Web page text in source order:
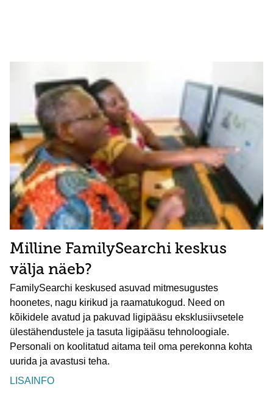
Milline FamilySearchi keskus
välja näeb?
FamilySearchi keskused asuvad mitmesugustes
hoonetes, nagu kirikud ja raamatukogud. Need on
kõikidele avatud ja pakuvad ligipääsu eksklusiivsetele
ülestähendustele ja tasuta ligipääsu tehnoloogiale.
Personali on koolitatud aitama teil oma perekonna kohta
uurida ja avastusi teha.
LISAINFO